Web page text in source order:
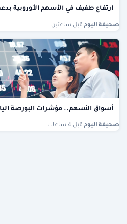
ارتفاع طفيف في الأسهم الأوروبية
صحيفة اليوم قبل ساعتين
أسواق الأسهم.. مؤشرات البورصة
صحيفة اليوم قبل 4 ساعات